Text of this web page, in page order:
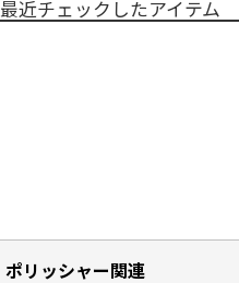
最近チェックしたアイテム
ポリッシャー関連